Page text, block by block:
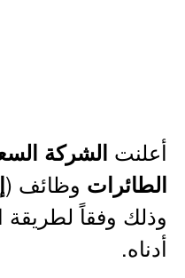
أعلنت الشركة
الطائرات وظائف (
وذلك وفقاً لطريقة
أدناه.